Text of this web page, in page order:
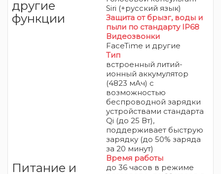
другие
функции
Siri (+русский язык)
Защита от брызг, воды и
пыли по стандарту IP68
Видеозвонки
FaceTime и другие
Питание и
Тип
встроенный литий-
ионный аккумулятор
(4823 мАч) с
возможностью
беспроводной зарядки
устройствами стандарта
Qi (до 25 Вт),
поддерживает быструю
зарядку (до 50% заряда
за 20 минут)
Время работы
до 36 часов в режиме